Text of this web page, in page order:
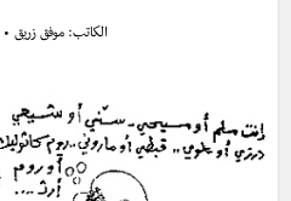
الكاتب: موفق زريق